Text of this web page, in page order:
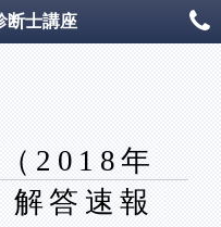
2018年
答速報
断士講座